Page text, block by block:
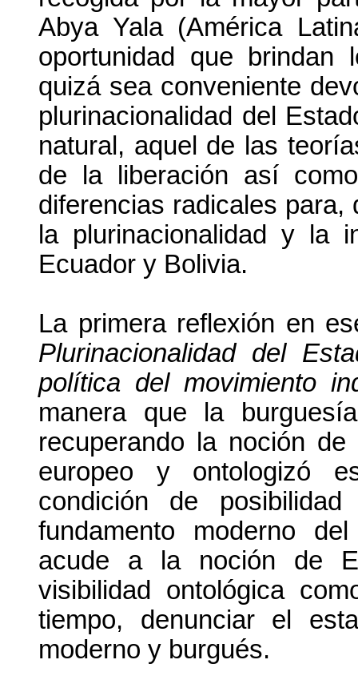
Abya Yala (América
oportunidad que brindan
quizá sea conveniente
plurinacionalidad del
natural, aquel de las
de la liberación así
diferencias radicales
la plurinacionalidad y la
Ecuador y Bolivia.
La primera reflexión en
Plurinacionalidad del
política del movimiento
manera que la
recuperando la noción de
europeo y ontologizó
condición de
fundamento moderno
acude a la noción de
visibilidad ontológica
tiempo, denunciar el
moderno y burgués.